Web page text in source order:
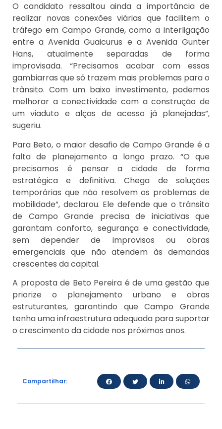
O candidato ressaltou ainda a importância de
realizar novas conexões viárias que facilitem o
tráfego em Campo Grande, como a interligação
entre a Avenida Guaicurus e a Avenida Gunter
Hans, atualmente separadas de forma
improvisada. “Precisamos acabar com essas
gambiarras que só trazem mais problemas para o
trânsito. Com um baixo investimento, podemos
melhorar a conectividade com a construção de
um viaduto e alças de acesso já planejadas”,
sugeriu.
Para Beto, o maior desafio de Campo Grande é a
falta de planejamento a longo prazo. “O que
precisamos é pensar a cidade de forma
estratégica e definitiva. Chega de soluções
temporárias que não resolvem os problemas de
mobilidade”, declarou. Ele defende que o trânsito
de Campo Grande precisa de iniciativas que
garantam conforto, segurança e conectividade,
sem depender de improvisos ou obras
emergenciais que não atendem às demandas
crescentes da capital.
A proposta de Beto Pereira é de uma gestão que
priorize o planejamento urbano e obras
estruturantes, garantindo que Campo Grande
tenha uma infraestrutura adequada para suportar
o crescimento da cidade nos próximos anos.
Compartilhar: